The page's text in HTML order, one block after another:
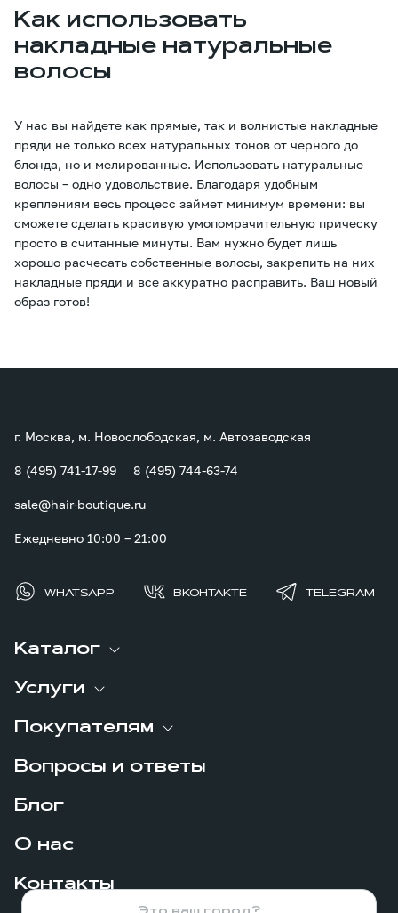
Как использовать
накладные натуральные
волосы
У нас вы найдете как прямые, так и волнистые накладные
пряди не только всех натуральных тонов от черного до
блонда, но и мелированные. Использовать натуральные
волосы – одно удовольствие. Благодаря удобным
креплениям весь процесс займет минимум времени: вы
сможете сделать красивую умопомрачительную прическу
просто в считанные минуты. Вам нужно будет лишь
хорошо расчесать собственные волосы, закрепить на них
накладные пряди и все аккуратно расправить. Ваш новый
образ готов!
Каталог
Услуги
Покупателям
Вопросы и ответы
Блог
О нас
Контакты
г. Москва, м. Новослободская, м. Автозаводская
8 (495) 741-17-99 8 (495) 744-63-74
sale@hair-boutique.ru
Ежедневно 10:00 – 21:00
WHATSAPP ВКОНТАКТЕ TELEGRAM